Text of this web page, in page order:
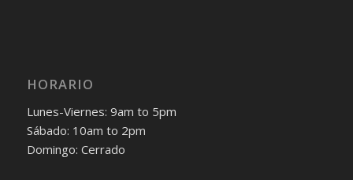
HORARIO
Lunes-Viernes: 9am to 5pm
Sábado: 10am to 2pm
Domingo: Cerrado